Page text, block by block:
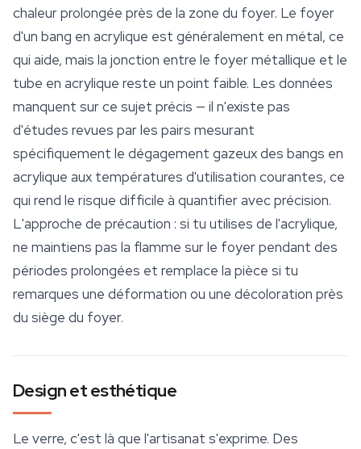
chaleur prolongée près de la zone du foyer. Le foyer
d'un bang en acrylique est généralement en métal, ce
qui aide, mais la jonction entre le foyer métallique et le
tube en acrylique reste un point faible. Les données
manquent sur ce sujet précis — il n'existe pas
d'études revues par les pairs mesurant
spécifiquement le dégagement gazeux des bangs en
acrylique aux températures d'utilisation courantes, ce
qui rend le risque difficile à quantifier avec précision.
L'approche de précaution : si tu utilises de l'acrylique,
ne maintiens pas la flamme sur le foyer pendant des
périodes prolongées et remplace la pièce si tu
remarques une déformation ou une décoloration près
du siège du foyer.
Design et esthétique
Le verre, c'est là que l'artisanat s'exprime. Des